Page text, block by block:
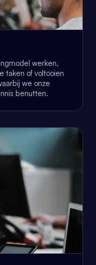
werken,
taken of voltooien
we onze
benutten.